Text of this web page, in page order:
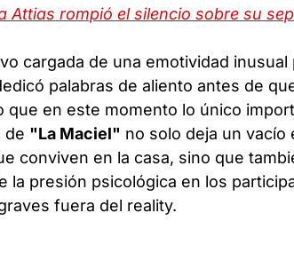
Attias rompió el silencio sobre su
cargada de una emotividad
palabras de aliento antes de
que en este momento lo único
de "La Maciel" no solo deja un
conviven en la casa, sino que
la presión psicológica en los
fuera del reality.